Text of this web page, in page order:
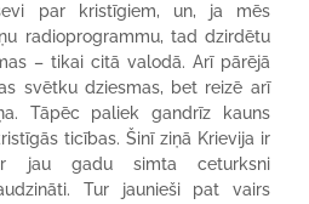
par kristīgiem, un, ja mēs
radioprogrammu, tad dzirdētu
– tikai citā valodā. Arī pārējā
svētku dziesmas, bet reizē arī
Tāpēc paliek gandrīz kauns
ticības. Šinī ziņā Krievija ir
jau gadu simta ceturksni
Tur jaunieši pat vairs